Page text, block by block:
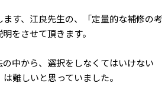
す、江良先生の、「定量的な補修の考
をさせて頂きます。
中から、選択をしなくてはいけない
難しいと思っていました。